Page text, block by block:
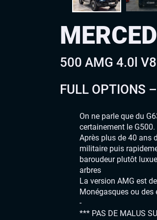
500 AMG 4.0l
FULL OPTIONS
On ne parle que du
certainement le G500.
Après plus de 40 ans
militaire puis
baroudeur plutôt
arbres
La version AMG est
Monégasques ou des
-
*** PAS DE MALUS